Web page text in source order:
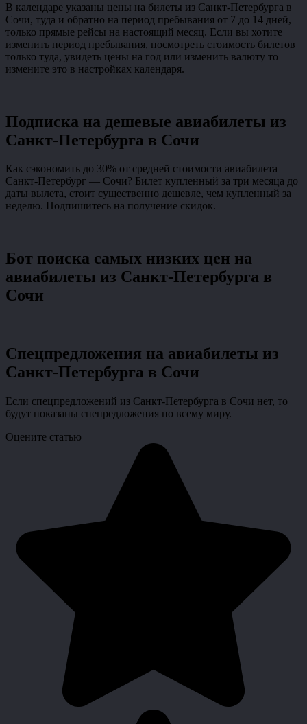
В календаре указаны цены на билеты из Санкт-Петербурга в
Сочи, туда и обратно на период пребывания от 7 до 14 дней,
только прямые рейсы на настоящий месяц. Если вы хотите
изменить период пребывания, посмотреть стоимость билетов
только туда, увидеть цены на год или изменить валюту то
измените это в настройках календаря.
Подписка на дешевые авиабилеты из
Санкт-Петербурга в Сочи
Как сэкономить до 30% от средней стоимости авиабилета
Санкт-Петербург — Сочи? Билет купленный за три месяца до
даты вылета, стоит существенно дешевле, чем купленный за
неделю. Подпишитесь на получение скидок.
Бот поиска самых низких цен на
авиабилеты из Санкт-Петербурга в
Сочи
Спецпредложения на авиабилеты из
Санкт-Петербурга в Сочи
Если спецпредложений из Санкт-Петербурга в Сочи нет, то
будут показаны спепредложения по всему миру.
Оцените статью